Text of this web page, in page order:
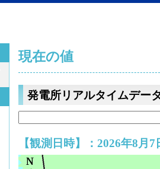
現在の値
発電所リアルタイムデー
【観測日時】：2026年8月